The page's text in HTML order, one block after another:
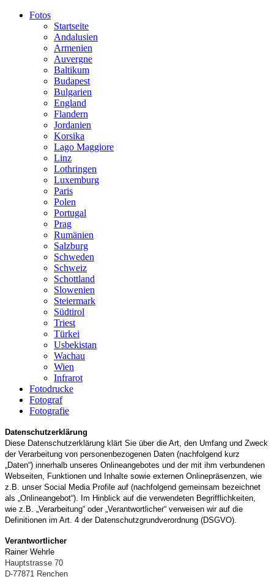
Fotos
Startseite
Andalusien
Armenien
Auvergne
Baltikum
Budapest
Bulgarien
England
Flandern
Jordanien
Korsika
Lago Maggiore
Linz
Lothringen
Luxemburg
Paris
Polen
Portugal
Prag
Rumänien
Salzburg
Schweden
Schweiz
Schottland
Slowenien
Steiermark
Südtirol
Triest
Türkei
Usbekistan
Wachau
Wien
Infrarot
Fotodrucke
Fotograf
Fotografie
Datenschutzerklärung
Diese Datenschutzerklärung klärt Sie über die Art, den Umfang und Zweck
der Verarbeitung von personenbezogenen Daten (nachfolgend kurz
„Daten“) innerhalb unseres Onlineangebotes und der mit ihm verbundenen
Webseiten, Funktionen und Inhalte sowie externen Onlinepräsenzen, wie
z.B. unser Social Media Profile auf (nachfolgend gemeinsam bezeichnet
als „Onlineangebot“). Im Hinblick auf die verwendeten Begrifflichkeiten,
wie z.B. „Verarbeitung“ oder „Verantwortlicher“ verweisen wir auf die
Definitionen im Art. 4 der Datenschutzgrundverordnung (DSGVO).
Verantwortlicher
Rainer Wehrle
Hauptstrasse 70
D-77871 Renchen